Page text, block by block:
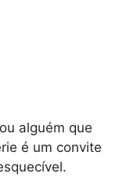
alguém que
é um convite